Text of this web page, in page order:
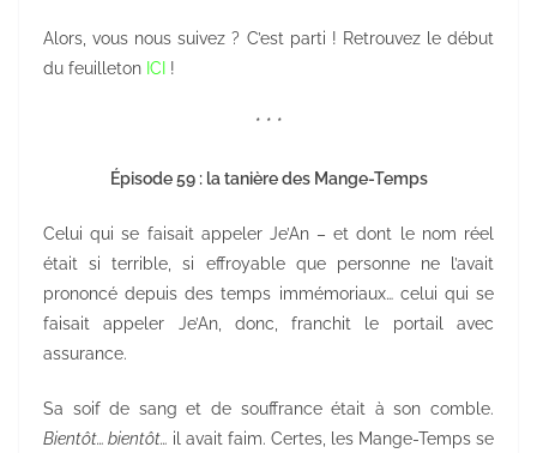
Alors, vous nous suivez ? C’est parti ! Retrouvez le début
du feuilleton ICI !
* * *
Épisode 59 : la tanière des Mange-Temps
Celui qui se faisait appeler Je’An – et dont le nom réel
était si terrible, si effroyable que personne ne l’avait
prononcé depuis des temps immémoriaux… celui qui se
faisait appeler Je’An, donc, franchit le portail avec
assurance.
Sa soif de sang et de souffrance était à son comble.
Bientôt… bientôt… il avait faim. Certes, les Mange-Temps se